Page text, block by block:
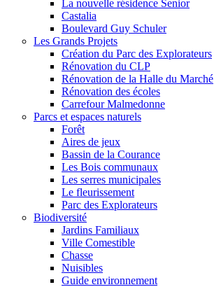
La nouvelle résidence Senior
Castalia
Boulevard Guy Schuler
Les Grands Projets
Création du Parc des Explorateurs
Rénovation du CLP
Rénovation de la Halle du Marché
Rénovation des écoles
Carrefour Malmedonne
Parcs et espaces naturels
Forêt
Aires de jeux
Bassin de la Courance
Les Bois communaux
Les serres municipales
Le fleurissement
Parc des Explorateurs
Biodiversité
Jardins Familiaux
Ville Comestible
Chasse
Nuisibles
Guide environnement